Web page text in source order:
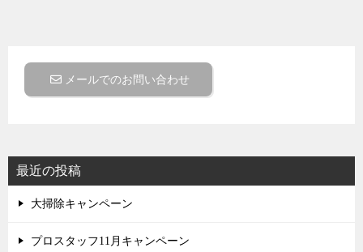
メールでのお問い合わせ
最近の投稿
大掃除キャンペーン
プロスタッフ11月キャンペーン